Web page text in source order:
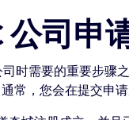
公司申
时需要的重要步骤
常，您会在提交申